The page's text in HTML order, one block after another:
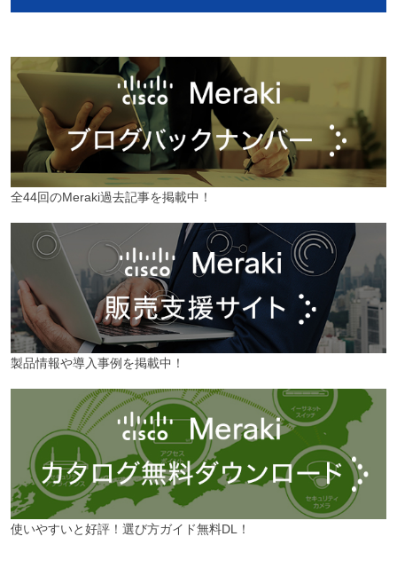
全44回のMeraki過去記事を掲載中！
製品情報や導入事例を掲載中！
使いやすいと好評！選び方ガイド無料DL！